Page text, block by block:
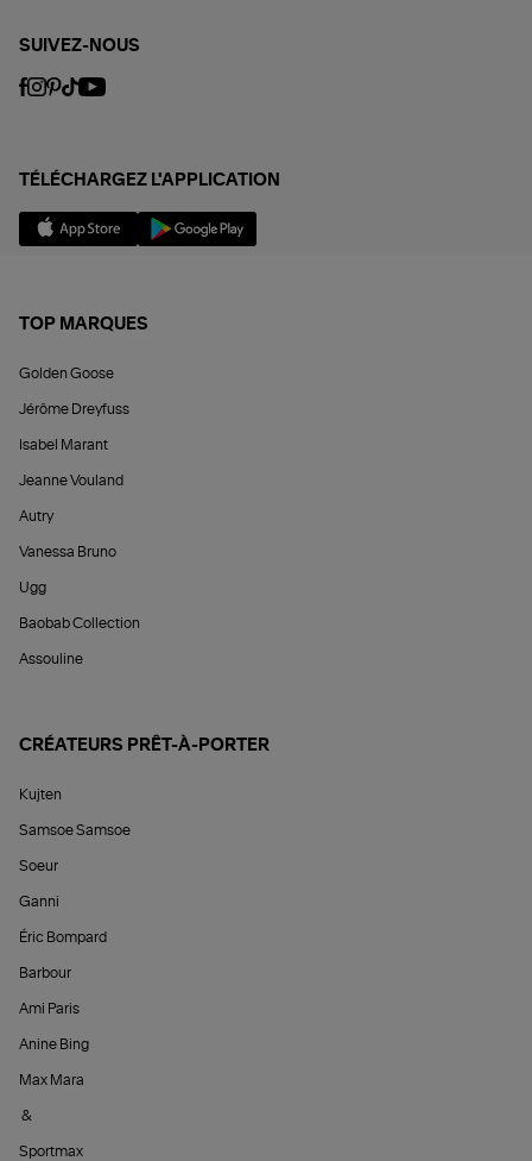
SUIVEZ-NOUS
TÉLÉCHARGEZ L'APPLICATION
TOP MARQUES
Golden Goose
Jérôme Dreyfuss
Isabel Marant
Jeanne Vouland
Autry
Vanessa Bruno
Ugg
Baobab Collection
Assouline
CRÉATEURS PRÊT-À-PORTER
Kujten
Samsoe Samsoe
Soeur
Ganni
Éric Bompard
Barbour
Ami Paris
Anine Bing
Max Mara
&
Sportmax